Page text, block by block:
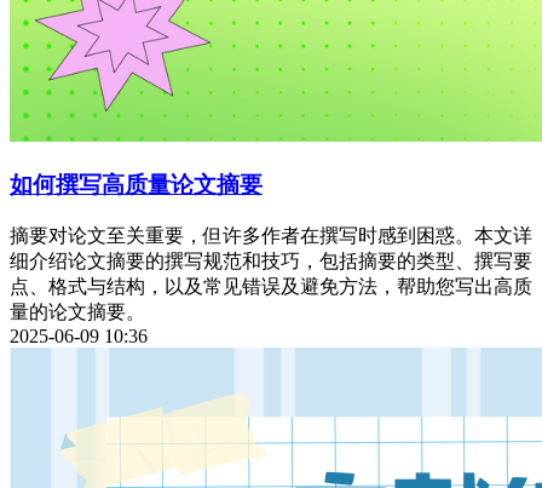
如何撰写高质量论文摘要
摘要对论文至关重要，但许多作者在撰写时感到困惑。本文详
细介绍论文摘要的撰写规范和技巧，包括摘要的类型、撰写要
点、格式与结构，以及常见错误及避免方法，帮助您写出高质
量的论文摘要。
2025-06-09 10:36